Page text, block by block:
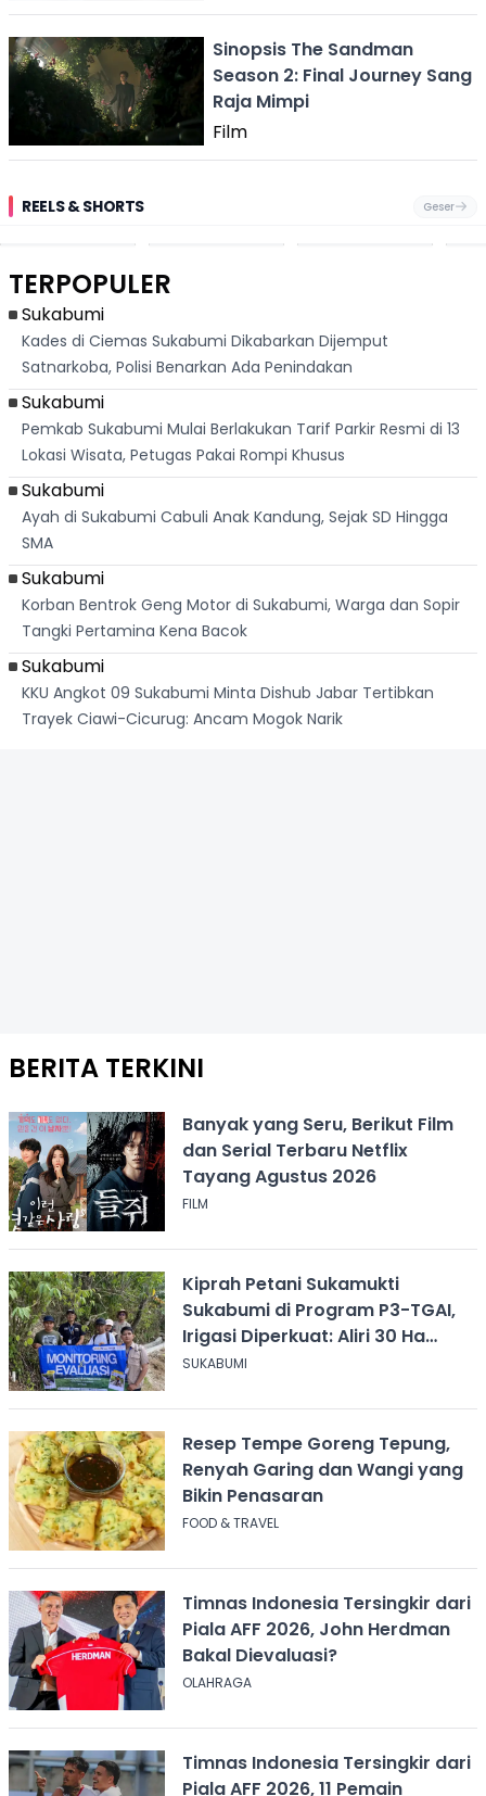
Sinopsis The Sandman
Season 2: Final Journey Sang
Raja Mimpi
Film
REELS & SHORTS Geser
Festival Ekstrem
Banteng
"Bang Messi"
TERPOPULER
Sukabumi
Kades di Ciemas Sukabumi Dikabarkan Dijemput
Satnarkoba, Polisi Benarkan Ada Penindakan
Sukabumi
Pemkab Sukabumi Mulai Berlakukan Tarif Parkir Resmi di 13
Lokasi Wisata, Petugas Pakai Rompi Khusus
Sukabumi
Ayah di Sukabumi Cabuli Anak Kandung, Sejak SD Hingga
SMA
Sukabumi
Korban Bentrok Geng Motor di Sukabumi, Warga dan Sopir
Tangki Pertamina Kena Bacok
Sukabumi
KKU Angkot 09 Sukabumi Minta Dishub Jabar Tertibkan
Trayek Ciawi-Cicurug: Ancam Mogok Narik
BERITA TERKINI
Banyak yang Seru, Berikut Film
dan Serial Terbaru Netflix
Tayang Agustus 2026
FILM
Kiprah Petani Sukamukti
Sukabumi di Program P3-TGAI,
Irigasi Diperkuat: Aliri 30 Ha
Sawah
SUKABUMI
Resep Tempe Goreng Tepung,
Renyah Garing dan Wangi yang
Bikin Penasaran
FOOD & TRAVEL
Timnas Indonesia Tersingkir dari
Piala AFF 2026, John Herdman
Bakal Dievaluasi?
OLAHRAGA
Timnas Indonesia Tersingkir dari
Piala AFF 2026, 11 Pemain